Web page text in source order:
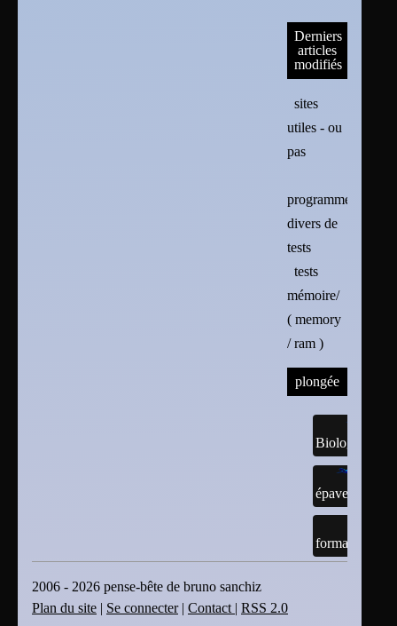
Derniers
articles
modifiés
sites
utiles - ou
pas
programmes
divers de
tests
tests
mémoire/
( memory
/ ram )
plongée
Biologie
épaves
formations
2006 - 2026 pense-bête de bruno sanchiz
Plan du site | Se connecter| Contact | RSS 2.0